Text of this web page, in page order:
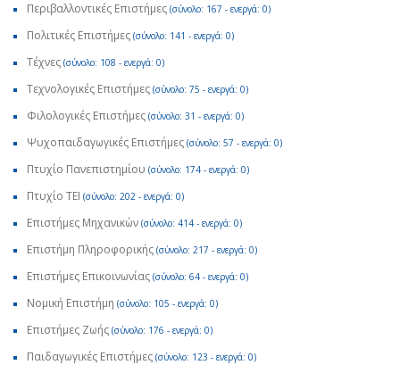
Περιβαλλοντικές Επιστήμες (σύνολο: 167 - ενεργά: 0)
Πολιτικές Επιστήμες (σύνολο: 141 - ενεργά: 0)
Τέχνες (σύνολο: 108 - ενεργά: 0)
Τεχνολογικές Επιστήμες (σύνολο: 75 - ενεργά: 0)
Φιλολογικές Επιστήμες (σύνολο: 31 - ενεργά: 0)
Ψυχοπαιδαγωγικές Επιστήμες (σύνολο: 57 - ενεργά: 0)
Πτυχίο Πανεπιστημίου (σύνολο: 174 - ενεργά: 0)
Πτυχίο ΤΕΙ (σύνολο: 202 - ενεργά: 0)
Επιστήμες Μηχανικών (σύνολο: 414 - ενεργά: 0)
Επιστήμη Πληροφορικής (σύνολο: 217 - ενεργά: 0)
Επιστήμες Επικοινωνίας (σύνολο: 64 - ενεργά: 0)
Νομική Επιστήμη (σύνολο: 105 - ενεργά: 0)
Επιστήμες Ζωής (σύνολο: 176 - ενεργά: 0)
Παιδαγωγικές Επιστήμες (σύνολο: 123 - ενεργά: 0)